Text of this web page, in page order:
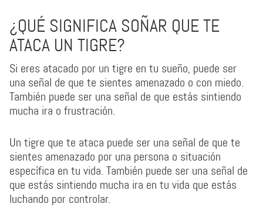
¿QUÉ SIGNIFICA SOÑAR QUE TE
ATACA UN TIGRE?
Si eres atacado por un tigre en tu sueño, puede ser
una señal de que te sientes amenazado o con miedo.
También puede ser una señal de que estás sintiendo
mucha ira o frustración.
Un tigre que te ataca puede ser una señal de que te
sientes amenazado por una persona o situación
específica en tu vida. También puede ser una señal de
que estás sintiendo mucha ira en tu vida que estás
luchando por controlar.